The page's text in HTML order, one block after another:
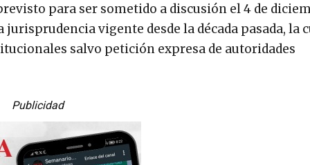
para ser sometido a discusión el 4 de
vigente desde la década pasada, la
salvo petición expresa de autoridades
Publicidad